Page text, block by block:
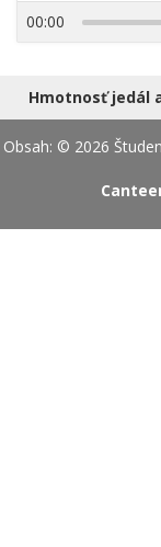
00:00
Hmotnosť jedál
Obsah: © 2026